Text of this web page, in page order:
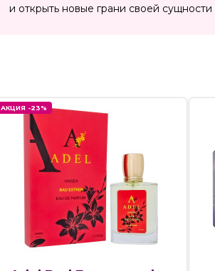
и открыть новые грани своей
АКЦИЯ -23%